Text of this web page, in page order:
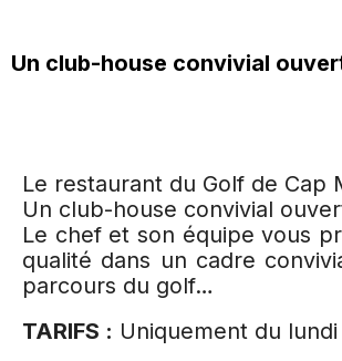
Un club-house convivial
Le restaurant du Golf de Cap
Un club-house convivial
Le chef et son équipe vous
qualité dans un cadre
parcours du golf…
TARIFS : Uniquement du